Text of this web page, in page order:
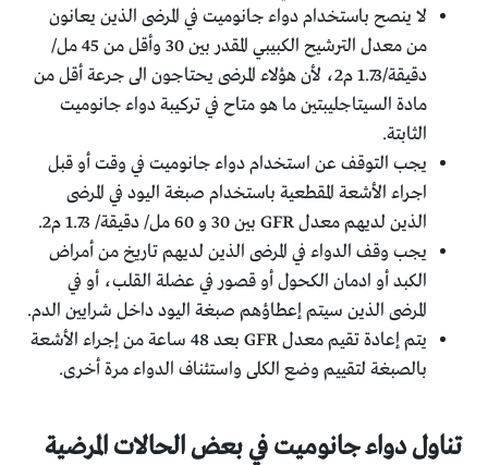
لا ينصح باستخدام دواء جانوميت في المرضى الذين يعانون
من معدل الترشيح الكبيبي المقدر بين 30 وأقل من 45 مل/
دقيقة/1.73 م2، لأن هؤلاء المرضى يحتاجون الى جرعة أقل من
مادة السيتاجليبتين ما هو متاح في تركيبة دواء جانوميت
الثابتة.
يجب التوقف عن استخدام دواء جانوميت في وقت أو قبل
اجراء الأشعة المقطعية باستخدام صبغة اليود في المرضى
الذين لديهم معدل GFR بين 30 و 60 مل/ دقيقة/ 1.73 م2.
يجب وقف الدواء في المرضى الذين لديهم تاريخ من أمراض
الكبد أو ادمان الكحول أو قصور في عضلة القلب، أو في
المرضى الذين سيتم إعطاؤهم صبغة اليود داخل شرايين الدم.
يتم إعادة تقيم معدل GFR بعد 48 ساعة من إجراء الأشعة
بالصبغة لتقييم وضع الكلى واستئناف الدواء مرة أخرى.
تناول دواء جانوميت في بعض الحالات المرضية